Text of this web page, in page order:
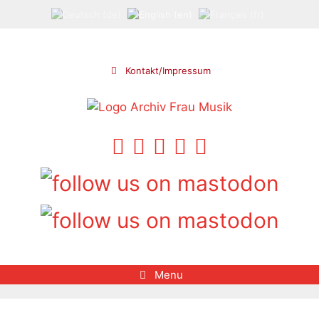
Kontakt/Impressum
Menu